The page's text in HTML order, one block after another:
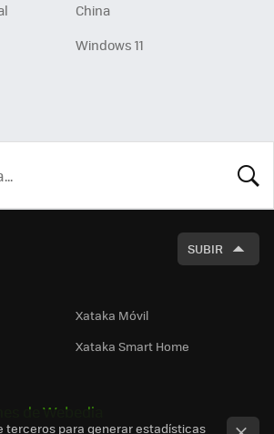
China
Windows 11
SUBIR
Xataka Móvil
Xataka Smart Home
de Webedia
terceros para generar estadísticas